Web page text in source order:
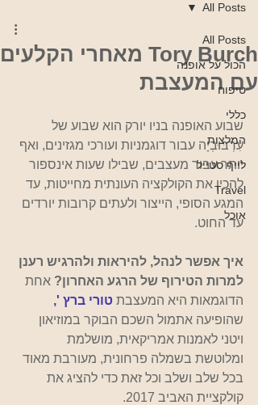
All Posts
הכול על אופנה
טיפוח
כללי
המלצות
לייף סטייל
Travel
אוכל
All Posts
Tory Burch מאחרי הקלעים
עם המעצבת
שבוע האופנה בניו יורק הוא שבוע של
עִרְבּוּבְיָה עבור דוגמניות ועורכי מגזינים, ואף
יותר עבור מעצבים, שבילו שעות אינספור
להכין את הקולקציה העונתית מחייטות, עד
המגע הסופי, הייצור ולעתים קרובות יורדים
עד החוט.
איך אפשר לנהל, להיראות ולהרגיש רענן
למרות הטירוף של הרגע האחרון? אחת
הדוגמאות היא המעצבת טורי ברץ ',
שהופיעה אתמול השכם הבוקר במוזיאון
ויטני לאמנות אמריקאית, מושלמת
ומלוטשת בשמלה פרחונית, מעורבת מאוד
בכל שלב ושלב וכל זאת כדי להציג את
קולקציית האביב 2017.